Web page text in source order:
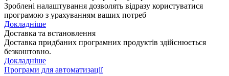
Зроблені налаштування дозволять відразу користуватися
програмою з урахуванням ваших потреб
Докладніше
Доставка та встановлення
Доставка придбаних програмних продуктів здійснюється
безкоштовно.
Докладніше
Програми для автоматизації